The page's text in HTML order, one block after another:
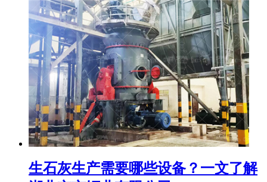
生石灰生产需要哪些设备？一文了解